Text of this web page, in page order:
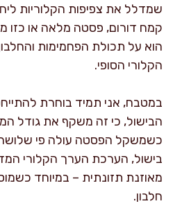
שמדלל את צפיפות הקלוריות
קמח דורום, פסטה מלאה או כזו
הוא על תכולת הפחמימות
הקלורי הסופי.
במטבח, אני תמיד בוחרת
הבישול, כי זה משקף את גודל
כשמשקל הפסטה עולה פי
בישול, הערכת הערך הקלורי
מאוזנת תזונתית – במיוחד
חלבון.